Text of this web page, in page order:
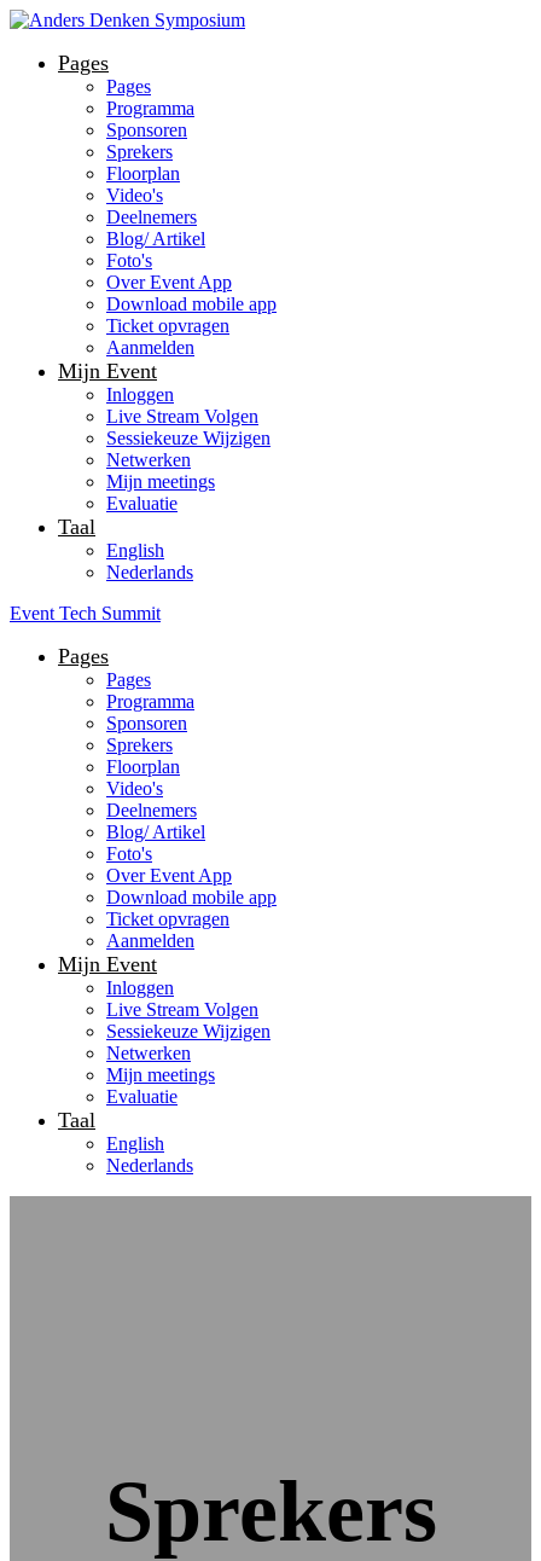
Pages
Pages
Programma
Sponsoren
Sprekers
Floorplan
Video's
Deelnemers
Blog/ Artikel
Foto's
Over Event App
Download mobile app
Ticket opvragen
Aanmelden
Mijn Event
Inloggen
Live Stream Volgen
Sessiekeuze Wijzigen
Netwerken
Mijn meetings
Evaluatie
Taal
English
Nederlands
Event Tech Summit
Pages
Pages
Programma
Sponsoren
Sprekers
Floorplan
Video's
Deelnemers
Blog/ Artikel
Foto's
Over Event App
Download mobile app
Ticket opvragen
Aanmelden
Mijn Event
Inloggen
Live Stream Volgen
Sessiekeuze Wijzigen
Netwerken
Mijn meetings
Evaluatie
Taal
English
Nederlands
Sprekers